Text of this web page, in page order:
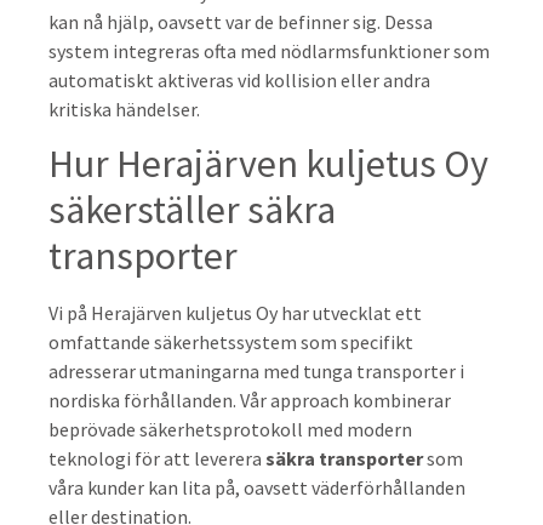
kan nå hjälp, oavsett var de befinner sig. Dessa
system integreras ofta med nödlarmsfunktioner som
automatiskt aktiveras vid kollision eller andra
kritiska händelser.
Hur Herajärven kuljetus Oy
säkerställer säkra
transporter
Vi på Herajärven kuljetus Oy har utvecklat ett
omfattande säkerhetssystem som specifikt
adresserar utmaningarna med tunga transporter i
nordiska förhållanden. Vår approach kombinerar
beprövade säkerhetsprotokoll med modern
teknologi för att leverera säkra transportersom
våra kunder kan lita på, oavsett väderförhållanden
eller destination.